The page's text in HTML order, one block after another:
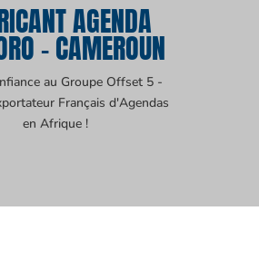
AGENDA
- CAMEROUN
au Groupe Offset 5 -
Français d'Agendas
en Afrique !